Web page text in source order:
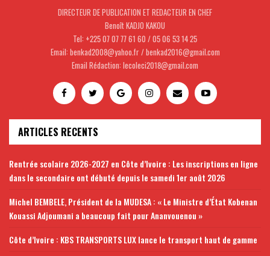
DIRECTEUR DE PUBLICATION ET REDACTEUR EN CHEF
Benoît KADJO KAKOU
Tel: +225 07 07 77 61 60 / 05 06 53 14 25
Email: benkad2008@yahoo.fr / benkad2016@gmail.com
Email Rédaction: lecoleci2018@gmail.com
ARTICLES RECENTS
Rentrée scolaire 2026-2027 en Côte d’Ivoire : Les inscriptions en ligne
dans le secondaire ont débuté depuis le samedi 1er août 2026
Michel BEMBELE, Président de la MUDESA : « Le Ministre d’État Kobenan
Kouassi Adjoumani a beaucoup fait pour Ananvouenou »
Côte d’Ivoire : KBS TRANSPORTS LUX lance le transport haut de gamme